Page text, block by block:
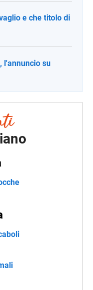
e che titolo di
l'annuncio su